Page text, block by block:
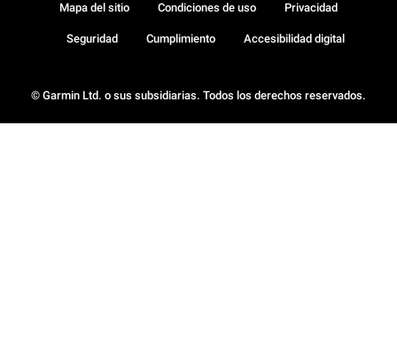
© Garmin Ltd. o sus subsidiarias. Todos los derechos reservados.
Mapa del sitio Condiciones de uso Privacidad
Seguridad Cumplimiento Accesibilidad digital